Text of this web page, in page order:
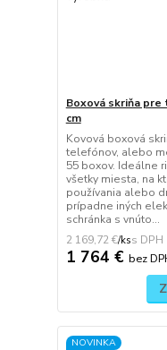
Boxová skriňa pre
cm
Kovová boxová
telefónov, alebo
55 boxov. Ideálne
všetky miesta, na
používania alebo
prípadne iných
schránka s vnúto...
2 169,72 €/ks
1 764 € bez
NOVINKA